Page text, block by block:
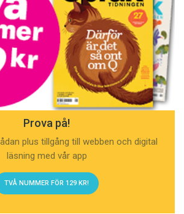
Prova på!
plus tillgång till webben och digital
läsning med vår app
TVÅ NUMMER FÖR 129 KR!